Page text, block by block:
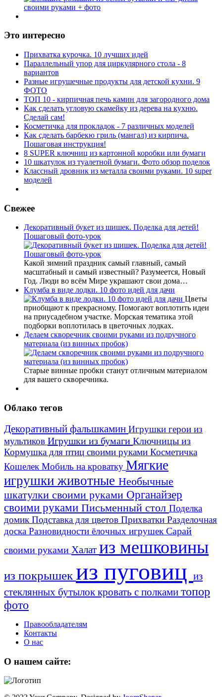
Это интересно
Прихватка курочка. 10 лучших идей
Параллельный упор для циркулярного стола - 8
вариантов
Разные игрушечные продукты для детской кухни. 9
ФОТО
ТОП 10 - кирпичная печь камин для загородного дома
Как сделать угловую скамейку из дерева на кухню.
Сделай сам!
Косметичка для прокладок - 7 различных моделей
Как сделать барбекю гриль (мангал) из кирпича.
Пошаговая инструкция!
8 SUPER ключниц из картонной коробки или бумаги
10 шкатулок из туалетной бумаги. Фото обзор поделок
Классный дровник из металла своими руками. 10 super
моделей
Свежее
Декоративный букет из шишек. Поделка для детей!
Пошаговый фото-урок
Какой зимний праздник самый главный, самый
масштабный и самый известный? Разумеется, Новый
Год. Люди во всём Мире украшают свои дома…
Клумба в виде лодки. 10 фото идей для дачи
Цветы
приобщают к прекрасному. Помогают воплотить идеи
на приусадебном участке. Морская тематика этой
подборки воплотилась в цветочных лодках.
Делаем скворечник своими руками из подручного
материала (из винных пробок)
Старые винные пробки станут отличным материалом
для вашего скворечника.
Облако тегов
Декоративный фальшкамин Игрушки герои из
мультиков Игрушки из бумаги Ключницы из
Кормушка для птиц своими руками Косметичка
Кошелек Мобиль на кроватку Мягкие
игрушки животные Необычные
шкатулки своими руками Органайзер
своими руками Письменный стол Поделка
домик Подставка для цветов Прихватки Разделочная
доска Разновидности ёлочных игрушек Сарай
своими руками Халат из мешковины
из покрышек из пуговиц из
стеклянных бутылоккровать с полками топор
фото
Правообладателям
Контакты
О нас
О нашем сайте: